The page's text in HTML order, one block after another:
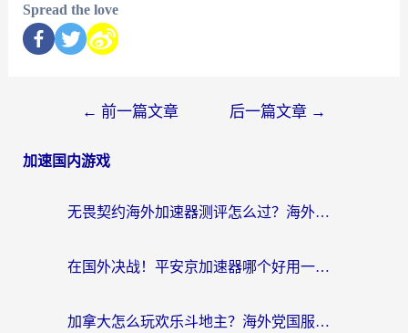
Spread the love
← 前一篇文章 后一篇文章 →
加速国内游戏
无畏契约海外加速器测评怎么过？海外玩家亲测实用指南（附小众技巧）
在国外决战！平安京加速器哪个好用一点？老玩家亲测番茄加速器全解析
加拿大怎么玩欢乐斗地主？海外党国服游戏加速终极指南（附绝地求生未来之役300英雄实测）